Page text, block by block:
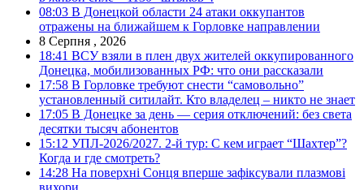
08:03 В Донецкой области 24 атаки оккупантов
отражены на ближайшем к Горловке направлении
8 Серпня , 2026
18:41 ВСУ взяли в плен двух жителей оккупированного
Донецка, мобилизованных РФ: что они рассказали
17:58 В Горловке требуют снести “самовольно”
установленный ситилайт. Кто владелец – никто не знает
17:05 В Донецке за день — серия отключений: без света
десятки тысяч абонентов
15:12 УПЛ-2026/2027. 2-й тур: С кем играет “Шахтер”?
Когда и где смотреть?
14:28 На поверхні Сонця вперше зафіксували плазмові
вихори